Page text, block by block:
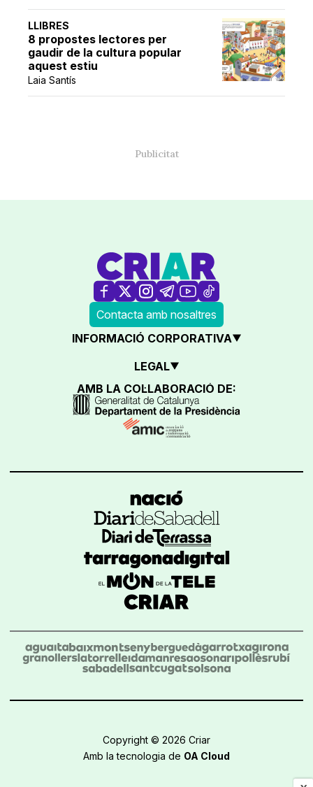
LLIBRES
8 propostes lectores per
gaudir de la cultura popular
aquest estiu
Laia Santís
Contacta amb nosaltres
INFORMACIÓ CORPORATIVA
LEGAL
AMB LA COL·LABORACIÓ DE:
Copyright © 2026 Criar
Amb la tecnologia de OA Cloud